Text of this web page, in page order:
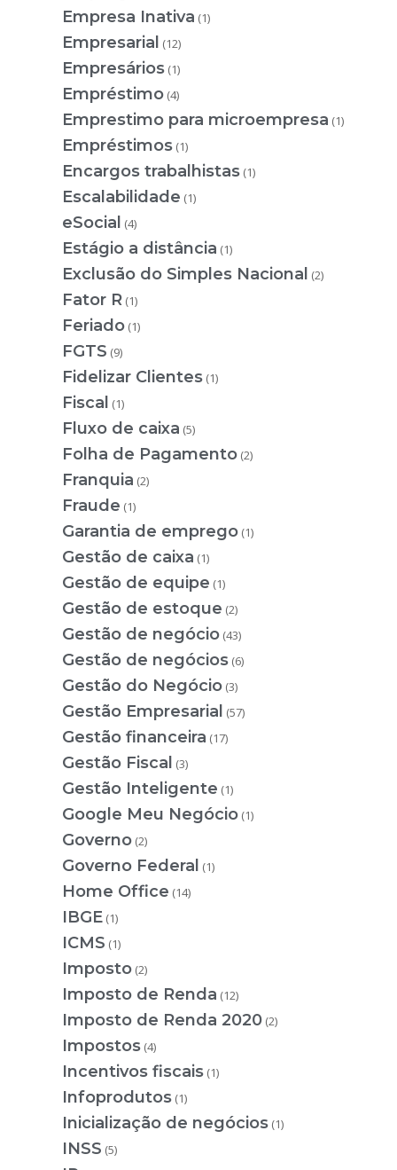
Empresa Inativa (1)
Empresarial (12)
Empresários (1)
Empréstimo (4)
Emprestimo para microempresa (1)
Empréstimos (1)
Encargos trabalhistas (1)
Escalabilidade (1)
eSocial (4)
Estágio a distância (1)
Exclusão do Simples Nacional (2)
Fator R (1)
Feriado (1)
FGTS (9)
Fidelizar Clientes (1)
Fiscal (1)
Fluxo de caixa (5)
Folha de Pagamento (2)
Franquia (2)
Fraude (1)
Garantia de emprego (1)
Gestão de caixa (1)
Gestão de equipe (1)
Gestão de estoque (2)
Gestão de negócio (43)
Gestão de negócios (6)
Gestão do Negócio (3)
Gestão Empresarial (57)
Gestão financeira (17)
Gestão Fiscal (3)
Gestão Inteligente (1)
Google Meu Negócio (1)
Governo (2)
Governo Federal (1)
Home Office (14)
IBGE (1)
ICMS (1)
Imposto (2)
Imposto de Renda (12)
Imposto de Renda 2020 (2)
Impostos (4)
Incentivos fiscais (1)
Infoprodutos (1)
Inicialização de negócios (1)
INSS (5)